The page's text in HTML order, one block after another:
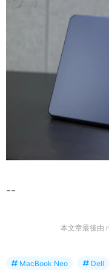
--
本文章最後由
MacBook Neo Dell